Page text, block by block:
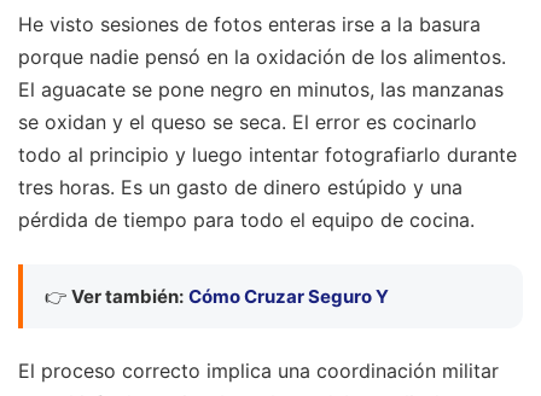
He visto sesiones de fotos enteras irse a la basura
porque nadie pensó en la oxidación de los alimentos.
El aguacate se pone negro en minutos, las manzanas
se oxidan y el queso se seca. El error es cocinarlo
todo al principio y luego intentar fotografiarlo durante
tres horas. Es un gasto de dinero estúpido y una
pérdida de tiempo para todo el equipo de cocina.
👉 Ver también: Cómo Cruzar Seguro Y
El proceso correcto implica una coordinación militar